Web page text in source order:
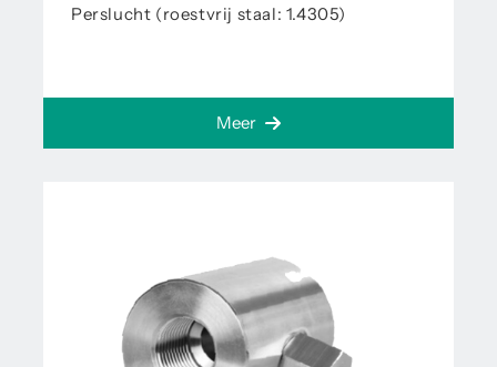
Perslucht (roestvrij staal: 1.4305)
Meer